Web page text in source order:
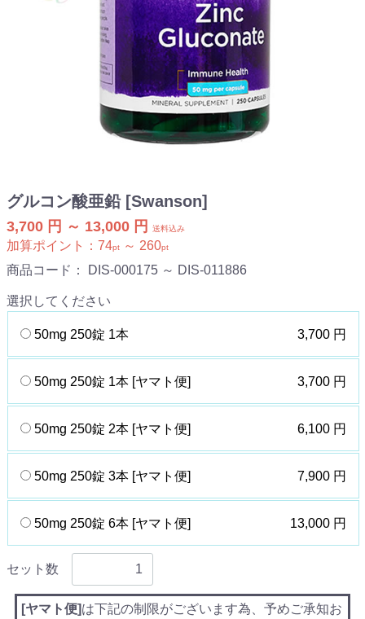
グルコン酸亜鉛 [Swanson]
3,700 円 ～ 13,000 円 送料込み
加算ポイント： 74pt ～ 260pt
商品コード： DIS-000175 ～ DIS-011886
選択してください
50mg 250錠 1本 3,700 円
50mg 250錠 1本 [ヤマト便] 3,700 円
50mg 250錠 2本 [ヤマト便] 6,100 円
50mg 250錠 3本 [ヤマト便] 7,900 円
50mg 250錠 6本 [ヤマト便] 13,000 円
セット数
[ヤマト便]は下記の制限がございます為、予めご承知お